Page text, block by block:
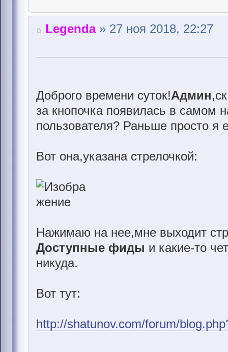
Legenda» 27 ноя 2018, 22:27
Доброго времени суток!Админ
за кнопочка появилась в самом
пользователя? Раньше просто я
Вот она,указана стрелочкой:
Нажимаю на нее,мне выходит
Доступные фиды и какие-то
никуда.
Вот тут:
http://shatunov.com/forum/